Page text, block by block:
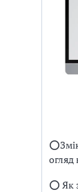
огляд
⭕️ Як